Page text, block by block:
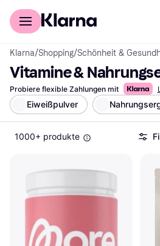
Für Shopper
Klarna/Shopping/Schönheit &
Vitamine &
Probiere flexible Zahlungen mit
Eiweißpulver
1000+ produkte